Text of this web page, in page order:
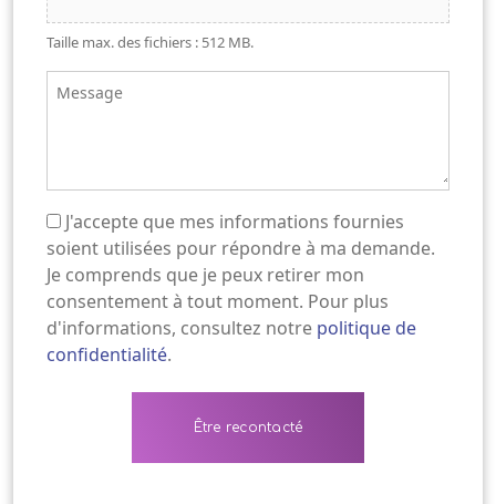
Taille max. des fichiers : 512 MB.
Message
(Nécessaire)
J'accepte que mes informations fournies
soient utilisées pour répondre à ma demande.
Je comprends que je peux retirer mon
consentement à tout moment. Pour plus
d'informations, consultez notre politique de
confidentialité.